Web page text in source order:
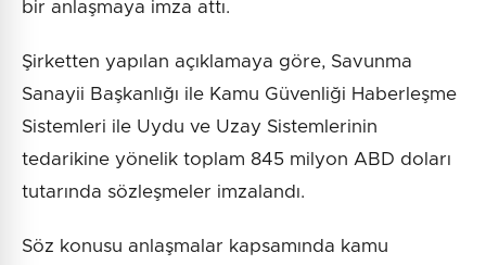
bir anlaşmaya imza attı.
Şirketten yapılan açıklamaya göre, Savunma
Sanayii Başkanlığı ile Kamu Güvenliği Haberleşme
Sistemleri ile Uydu ve Uzay Sistemlerinin
tedarikine yönelik toplam 845 milyon ABD doları
tutarında sözleşmeler imzalandı.
Söz konusu anlaşmalar kapsamında kamu